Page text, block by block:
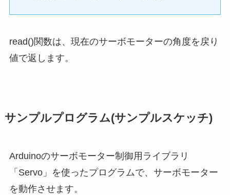
read()関数は、現在のサーボモーターの角度を戻り
値で返します。
サンプルプログラム(サンプルスケッチ)
Arduinoのサーボモーター制御用ライブラリ
「Servo」を使ったプログラムで、サーボモーター
を動作させます。